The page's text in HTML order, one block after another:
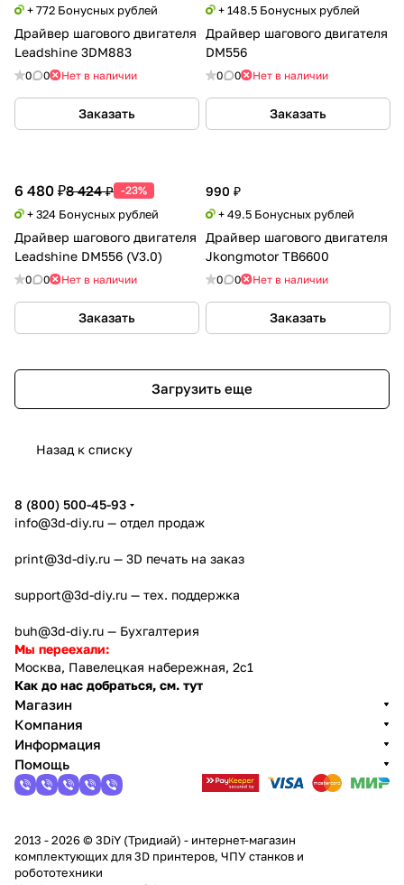
+ 772 Бонусных рублей
Драйвер шагового двигателя
Leadshine 3DM883
0 0 Нет в наличии
Заказать
+ 148.5 Бонусных рублей
Драйвер шагового двигателя
DM556
0 0 Нет в наличии
Заказать
6 480 ₽8 424 ₽ -23%
+ 324 Бонусных рублей
Драйвер шагового двигателя
Leadshine DM556 (V3.0)
0 0 Нет в наличии
Заказать
990 ₽
+ 49.5 Бонусных рублей
Драйвер шагового двигателя
Jkongmotor TB6600
0 0 Нет в наличии
Заказать
Загрузить еще
Назад к списку
8 (800) 500-45-93
info@3d-diy.ru — отдел продаж
print@3d-diy.ru — 3D печать на заказ
support@3d-diy.ru — тех. поддержка
buh@3d-diy.ru — Бухгалтерия
Мы переехали:
Москва, Павелецкая набережная, 2с1
Как до нас добраться, см. тут
Магазин
Компания
Информация
Помощь
2013 - 2026 © 3DiY (Тридиай) - интернет-магазин
комплектующих для 3D принтеров, ЧПУ станков и
робототехники